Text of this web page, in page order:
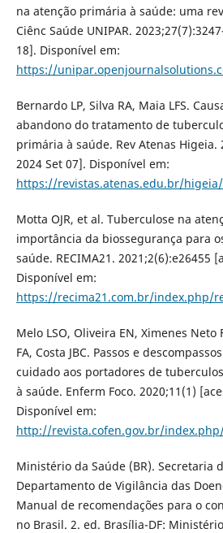
na atenção primária à saúde: uma
Ciênc Saúde UNIPAR.
18]. Disponível em:
https://
Bernardo LP, Silva RA, Maia LFS.
abandono do tratamento de
primária à saúde. Rev Atenas Higeia.
2024 Set 07]. Disponível em:
https://revistas.atenas.edu.br/
Motta OJR, et al. Tuberculose na
importância da biossegurança para
saúde. RECIMA21. 2021;2(6):e26455
Disponível em:
https://recima21.com.br/index.php/
Melo LSO, Oliveira EN, Ximenes Neto
FA, Costa JBC. Passos e
cuidado aos portadores de
à saúde. Enferm Foco. 2020;11(1)
Disponível em:
http://revista.cofen.gov.br/
Ministério da Saúde (BR). Secretaria
Departamento de Vigilância das
Manual de recomendações para o
no Brasil. 2. ed. Brasília-DF: